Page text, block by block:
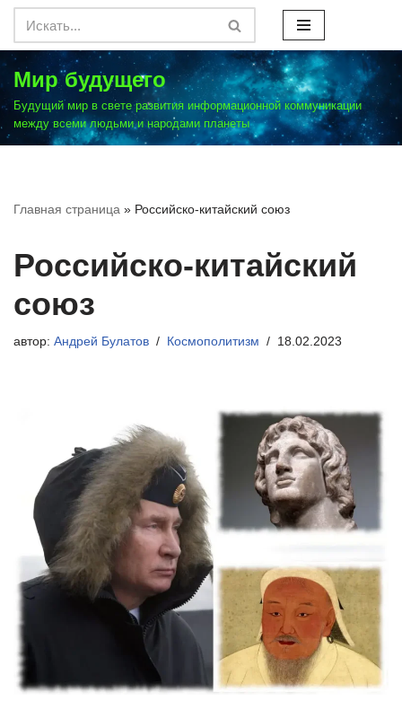
Перейти
к
содержимому
Мир будущего
Будущий мир в свете развития информационной коммуникации
между всеми людьми и народами планеты
Главная страница » Российско-китайский союз
Российско-китайский
союз
автор: Андрей Булатов Космополитизм 18.02.2023